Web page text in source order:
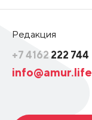
Редакция
+7 4162 222 744
info@amur.life